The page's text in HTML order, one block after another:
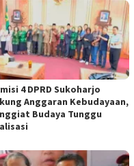
4 DPRD Sukoharjo
Anggaran Kebudayaan,
Budaya Tunggu